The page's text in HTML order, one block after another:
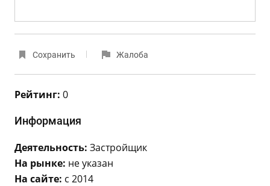
Сохранить Жалоба
Рейтинг: 0
Информация
Деятельность: Застройщик
На рынке: не указан
На сайте: с 2014